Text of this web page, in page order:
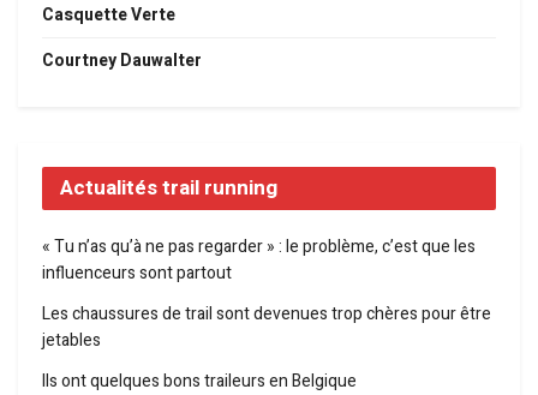
Casquette Verte
Courtney Dauwalter
Actualités trail running
« Tu n’as qu’à ne pas regarder » : le problème, c’est que les
influenceurs sont partout
Les chaussures de trail sont devenues trop chères pour être
jetables
Ils ont quelques bons traileurs en Belgique